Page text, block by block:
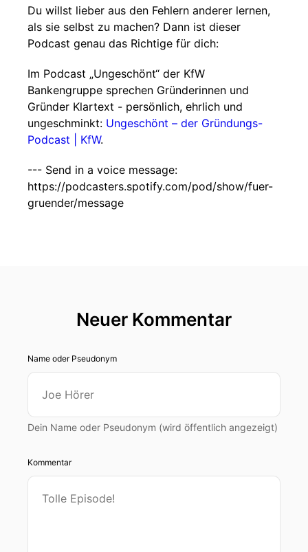
Du willst lieber aus den Fehlern anderer lernen,
als sie selbst zu machen? Dann ist dieser
Podcast genau das Richtige für dich:
Im Podcast „Ungeschönt“ der KfW
Bankengruppe sprechen Gründerinnen und
Gründer Klartext - persönlich, ehrlich und
ungeschminkt: ⁠⁠⁠Ungeschönt – der Gründungs-
Podcast | KfW⁠⁠⁠.
--- Send in a voice message:
https://podcasters.spotify.com/pod/show/fuer-
gruender/message
Neuer Kommentar
Name oder Pseudonym
Dein Name oder Pseudonym (wird öffentlich angezeigt)
Kommentar